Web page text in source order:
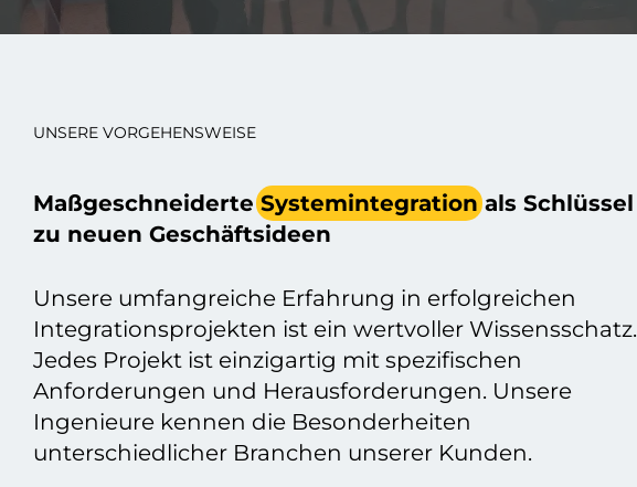
UNSERE VORGEHENSWEISE
MaßgeschneiderteSystemintegrationals Schlüssel
zu neuen Geschäftsideen
Unsere umfangreiche Erfahrung in erfolgreichen
Integrationsprojekten ist ein wertvoller Wissensschatz.
Jedes Projekt ist einzigartig mit spezifischen
Anforderungen und Herausforderungen. Unsere
Ingenieure kennen die Besonderheiten
unterschiedlicher Branchen unserer Kunden.